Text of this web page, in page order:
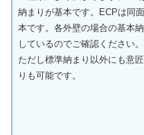
納まりが基本です。ECPは同
本です。各外壁の場合の基本
しているのでご確認ください。
ただし標準納まり以外にも意
りも可能です。